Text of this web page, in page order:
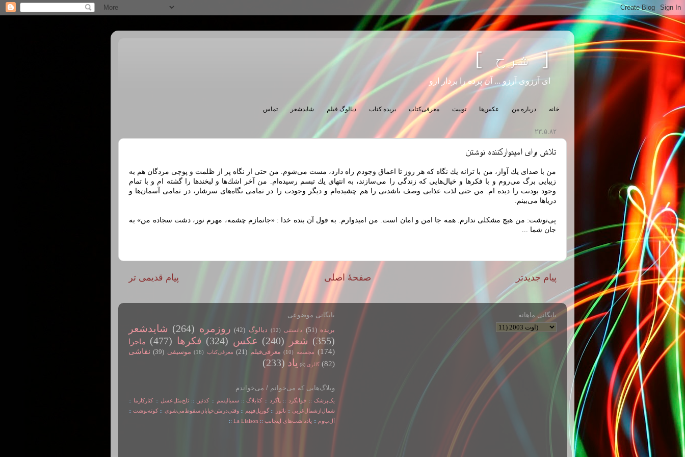
[ شرح ]
ای آرزوی آرزو ... آن پرده را بردار ازو
خانه درباره من عکس‌ها توییت معرفی‌کتاب بریده کتاب دیالوگ فیلم شایدشعر تماس
۲۳.۵.۸۲
تلاش برای امیدوارکننده نوشتن
من با صدای یك آواز، من با ترانه یك نگاه كه هر روز تا اعماق وجودم راه دارد، مست می‌شوم. من حتی از نگاه پر از ظلمت و پوچی مردگان هم به
زیبایی برگ می‌روم و با فكرها و خیال‌هایی كه زندگی را می‌سازند، به انتهای یك تبسم رسیده‌ام. من آخر اشك‌ها و لبخندها را گشته ام و با تمام
وجود بودنت را دیده ام. من حتی لذت عذابی وصف نا‌شدنی را هم چشیده‌ام و دیگر وجودت را در تمامی نگاه‌های سرشار، در تمامی آسمان‌ها و
دریاها می‌بینم.
پی‌نوشت: من هیچ مشکلی ندارم. همه جا امن و امان است. من امیدوارم. به قول آن بنده خدا : «جانمازم چشمه، مهرم نور، دشت سجاده من» به
جان شما ...
پیام جدیدتر پیام قدیمی تر صفحهٔ اصلی
بایگانی ماهانه بایگانی موضوعی
بریده (51) دانستنی (12) دیالوگ (42) روزمره (264) شایدشعر
(355) شعر (240) عکس (324) فکرها (477)
ماجرا
(174) مجسمه (10) معرفی‌فیلم (21) معرفی‌کتاب (16) موسیقی (39) نقاشی
(82) گالری (8) یاد (233)
وبلاگ‌هایی که می‌خوانم / می‌خواندم
یک‌پزشک:: خوابگرد :: پاگرد :: کتابلاگ::سمیالیسم ::کدئین ::تلخ‌مثل‌عسل :: کنارکارما ::
شمال‌از‌شمال‌غربی :: ناتور :: گوریل‌فهیم ::وقتی‌در‌متن‌خیابان‌سقوط‌می‌شوی :: کوته‌نوشت::
آل‌ب‌و‌م :: یادداشت‌های اینجانب ::
La Liaison
::